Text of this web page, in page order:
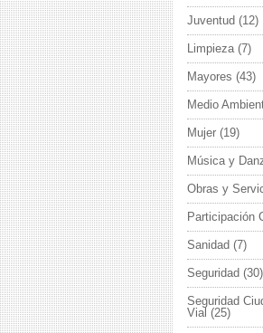
Juventud (12)
Limpieza(7)
Mayores (43)
Medio
Mujer (19)
Música y
Obras y
Participación
Sanidad (7)
Seguridad (30)
Seguridad
Vial (25)